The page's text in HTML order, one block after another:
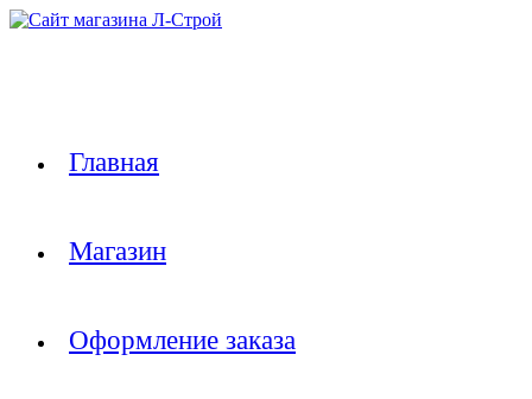
Перейти
Главная
Магазин
Оформление заказа